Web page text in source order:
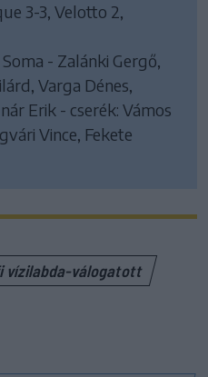
3-3, Velotto 2,
- Zalánki Gergő,
Varga Dénes,
Erik - cserék: Vámos
Vince, Fekete
vízilabda-válogatott